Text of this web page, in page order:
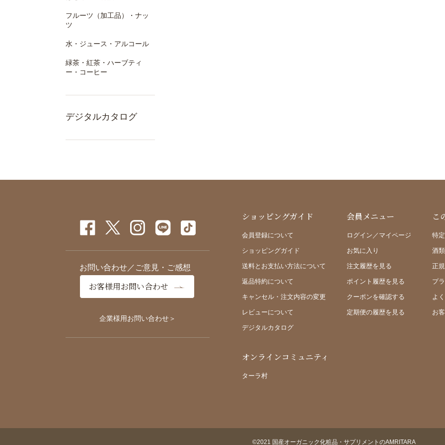
フルーツ（加工品）・ナッ
ツ
水・ジュース・アルコール
緑茶・紅茶・ハーブティ
ー・コーヒー
デジタルカタログ
お問い合わせ／ご意見・ご感想
お客様用お問い合わせ
企業様用お問い合わせ＞
ショッピングガイド
会員登録について
ショッピングガイド
送料とお支払い方法について
返品特約について
キャンセル・注文内容の変更
レビューについて
デジタルカタログ
会員メニュー
ログイン／マイページ
お気に入り
注文履歴を見る
ポイント履歴を見る
クーポンを確認する
定期便の履歴を見る
こ
特
酒
正
プ
よ
お
オンラインコミュニティ
ターラ村
©2021 国産オーガニック化粧品・サプリメントのAMRITARA